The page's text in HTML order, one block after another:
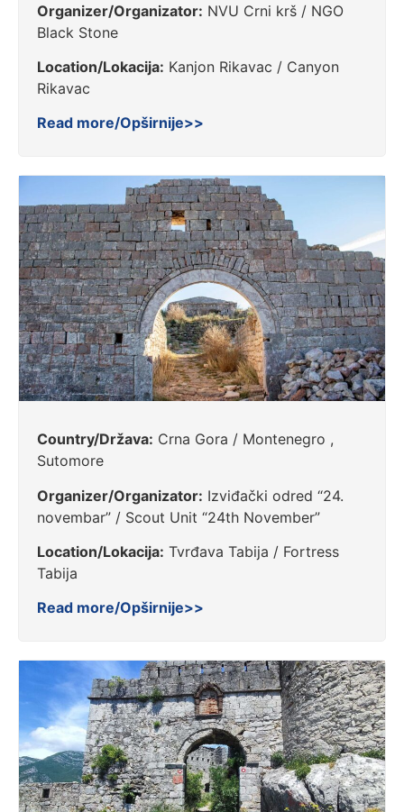
Organizer/Organizator: NVU Crni krš / NGO
Black Stone
Location/Lokacija: Kanjon Rikavac / Canyon
Rikavac
Read more/Opširnije>>
Country/Država: Crna Gora / Montenegro ,
Sutomore
Organizer/Organizator: Izviđački odred “24.
novembar” / Scout Unit “24th November”
Location/Lokacija: Tvrđava Tabija / Fortress
Tabija
Read more/Opširnije>>